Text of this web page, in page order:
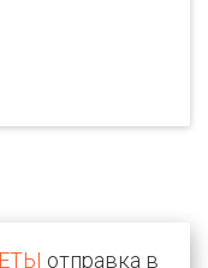
отправка в